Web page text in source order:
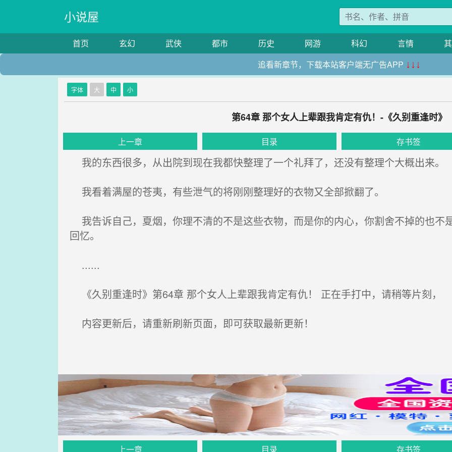
小说屋
首页 玄幻 武侠 都市 历史 网游 科幻 言情
追看新章节，下载本站客户端无广告APP ↓↓↓
字体 大 中 小
第64章 那个女人上辈跟我肯定有仇！-《久别重逢时》
上一章 目录 存书签
我的东西很多，从出院到现在我都快整理了一个礼拜了，还没有整理个大概出来。
我看着满屋的苍夷，有些泄气的将刚刚整理好的衣物又全部掀翻了。
我告诉自己，夏烟，你理不清的不是这些衣物，而是你的内心，你割舍不掉的也不
回忆。
......
《久别重逢时》第64章 那个女人上辈跟我肯定有仇！ 正在手打中，请稍等片刻，
内容更新后，请重新刷新页面，即可获取最新更新！
上一章 目录 存书签